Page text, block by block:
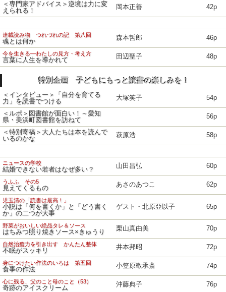
＜専門家アドバイス＞逆境は力に変
えられる！
岡本正善 42p
連載読み物 つれづれの記 第八回
魂とは何か 森本哲郎 46p
今を生きる―わたしの見方・考え方
言葉に人生を導かれて 田辺聖子 48p
特別企画 子どもにもっと読書の楽しみを！
＜インタビュー＞「自分を育てる
力」を読書でつける
大塚笑子 54p
＜ルポ＞図書館が面白い！～愛知
県・美浜町図書館を訪ねて
56p
＜特別寄稿＞大人たちは本を読んで
いるのかな
萩原浩 58p
ニュースの学校
結婚できない若者はなぜ多い？ 山田昌弘 60p
うふふ その5
見えてくるもの あさのあつこ 62p
児玉清の「読書は最高！」
小説は「何を書くか」と「どう書く
か」の二つが大事
ゲスト・北原亞以子 65p
野菜がおいしい絶品タレ＆ソース
はちみつ照り焼きソース×きゅうり 栗山真由美 70p
自然治癒力を引き出す かんたん整体
不眠がスッキリ 井本邦昭 72p
身につけたい作法のいろは 第五回
食事の作法 小笠原敬承斎 74p
心に残る、父のこと母のこと（53）
奇跡のアイスクリーム 沖藤典子 76p